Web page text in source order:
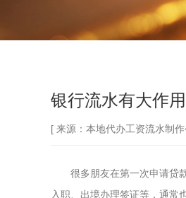
银行流水有大作
[ 来源：本地代办工资流水
很多朋友在第一次申请贷款
入职、出境办理签证等，通常